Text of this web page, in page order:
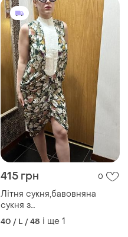
415 грн 0
Літня сукня,бавовняна
сукня з
квітами,дизайнерська
сукня,сукня з бавовни,легка
40 / L / 48 і ще 1